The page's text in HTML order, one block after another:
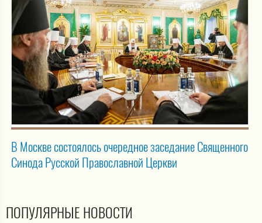
В Москве состоялось очередное заседание Священного
Синода Русской Православной Церкви
ПОПУЛЯРНЫЕ НОВОСТИ